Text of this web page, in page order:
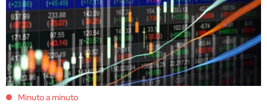
Minuto a minuto